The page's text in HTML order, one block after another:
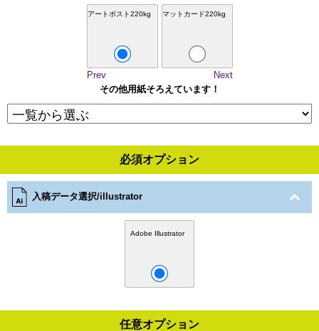
アートポスト220kg マットカード220kg
Prev
Next
その他用紙そろえています！
必須オプション
入稿データ選択/illustrator
Adobe Illustrator
任意オプション